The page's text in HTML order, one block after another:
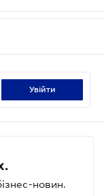
увійти
новин.